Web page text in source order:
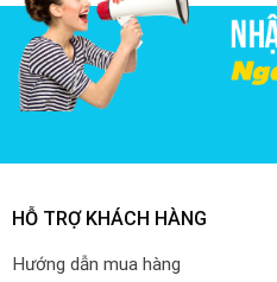
HỖ TRỢ KHÁCH HÀNG
Hướng dẫn mua hàng